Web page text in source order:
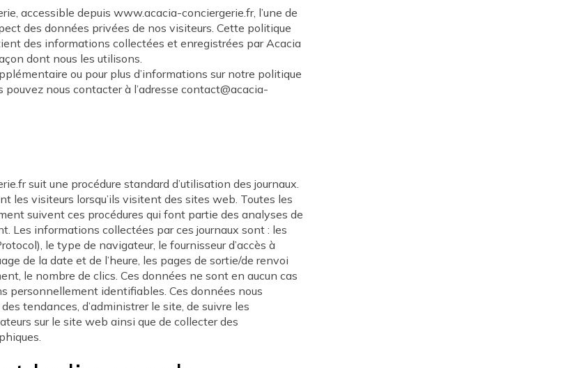
accessible depuis www.acacia-conciergerie.fr, l’une de
des données privées de nos visiteurs. Cette politique
des informations collectées et enregistrées par Acacia
dont nous les utilisons.
ou pour plus d’informations sur notre politique
nous contacter à l’adresse contact@acacia-
suit une procédure standard d’utilisation des journaux.
les visiteurs lorsqu’ils visitent des sites web. Toutes les
suivent ces procédures qui font partie des analyses de
Les informations collectées par ces journaux sont : les
le type de navigateur, le fournisseur d’accès à
de la date et de l’heure, les pages de sortie/de renvoi
le nombre de clics. Ces données ne sont en aucun cas
personnellement identifiables. Ces données nous
tendances, d’administrer le site, de suivre les
sur le site web ainsi que de collecter des